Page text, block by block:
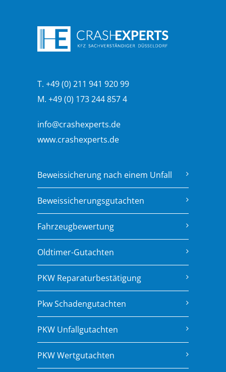
T. +49 (0) 211 941 920 99
M. +49 (0) 173 244 857 4
info@crashexperts.de
www.crashexperts.de
Beweissicherung nach einem Unfall
Beweissicherungsgutachten
Fahrzeugbewertung
Oldtimer-Gutachten
PKW Reparaturbestätigung
Pkw Schadengutachten
PKW Unfallgutachten
PKW Wertgutachten